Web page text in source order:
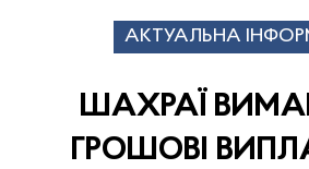
АКТУАЛЬНА
ШАХРАЇ
ГРОШОВІ